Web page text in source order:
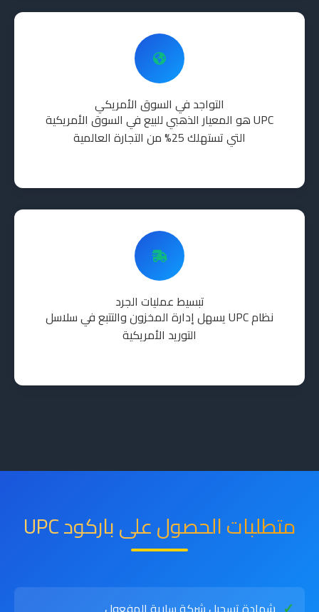
التواجد في السوق الأمريكي
UPC هو المعيار الذهبي للبيع في السوق الأمريكية
التي تستهلك 25% من التجارة العالمية
تبسيط عمليات الجرد
نظام UPC يسهل إدارة المخزون والتتبع في سلاسل
التوريد الأمريكية
متطلبات الحصول على باركود UPC